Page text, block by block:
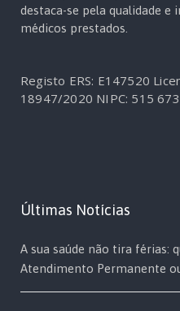
destaca-se pela qualidade e
médicos prestados.
Registo ERS: E147520
18947/2020 NIPC: 515
Últimas Notícias
A sua saúde não tira férias:
Atendimento Permanente